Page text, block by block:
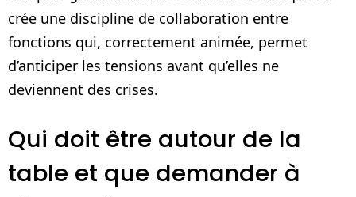
crée une discipline de collaboration entre
fonctions qui, correctement animée, permet
d’anticiper les tensions avant qu’elles ne
deviennent des crises.
Qui doit être autour de la
table et que demander à